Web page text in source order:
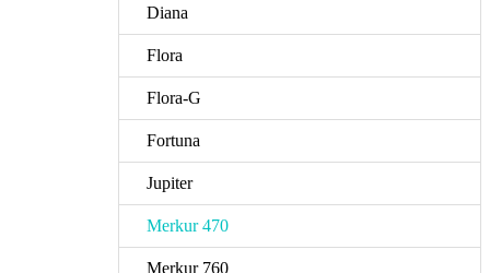
Diana
Flora
Flora-G
Fortuna
Jupiter
Merkur 470
Merkur 760